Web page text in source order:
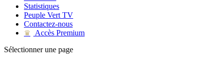
Statistiques
Peuple Vert TV
Contactez-nous
♛
Accès Premium
Sélectionner une page